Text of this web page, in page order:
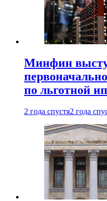
Минфин
по льготной
2 года спустя2 года